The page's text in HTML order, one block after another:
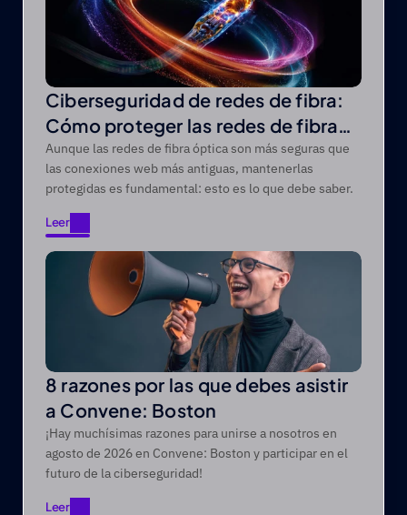
Ciberseguridad de redes de fibra:
Cómo proteger las redes de fibra
óptica de las amenazas modernas
Aunque las redes de fibra óptica son más seguras que
las conexiones web más antiguas, mantenerlas
protegidas es fundamental: esto es lo que debe saber.
Leer
Leer
8 razones por las que debes asistir
a Convene: Boston
¡Hay muchísimas razones para unirse a nosotros en
agosto de 2026 en Convene: Boston y participar en el
futuro de la ciberseguridad!
Leer